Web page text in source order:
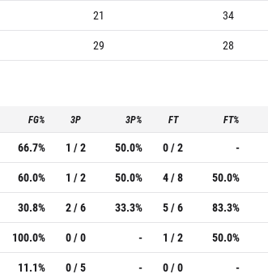
21 34
29 28
FG% 3P 3P% FT FT%
66.7% 1 / 2 50.0% 0 / 2 -
60.0% 1 / 2 50.0% 4 / 8 50.0%
30.8% 2 / 6 33.3% 5 / 6 83.3%
100.0% 0 / 0 - 1 / 2 50.0%
11.1% 0 / 5 - 0 / 0 -